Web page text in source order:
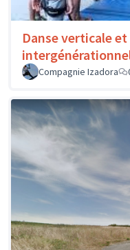
Danse verticale
Compagnie Izadora